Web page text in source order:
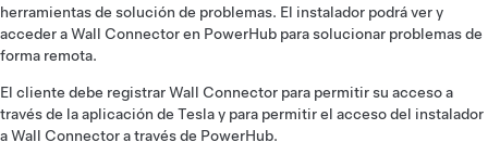
herramientas de solución de problemas. El instalador podrá ver y
acceder a Wall Connector en PowerHub para solucionar problemas de
forma remota.
El cliente debe registrar Wall Connector para permitir su acceso a
través de la aplicación de Tesla y para permitir el acceso del instalador
a Wall Connector a través de PowerHub.